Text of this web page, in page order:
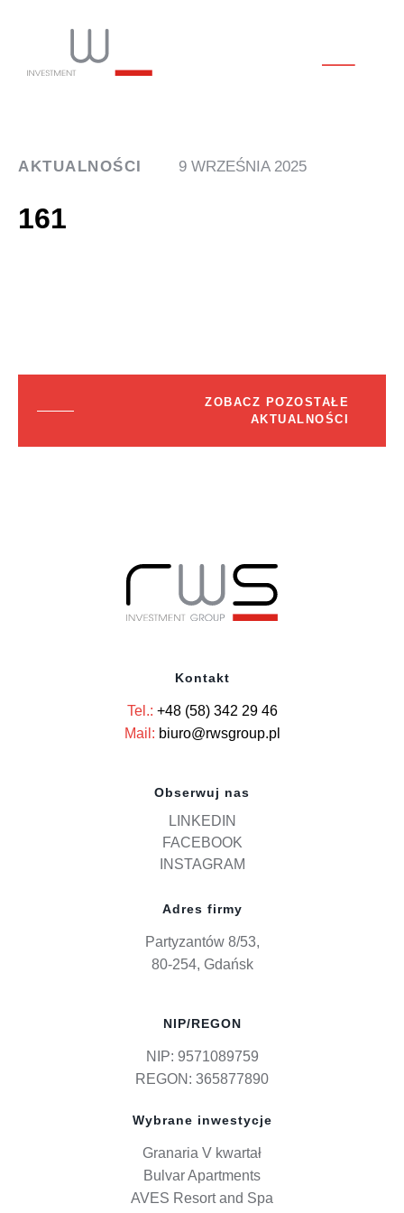
AKTUALNOŚCI 9 WRZEŚNIA 2025
161
ZOBACZ POZOSTAŁE
AKTUALNOŚCI
Kontakt
Tel.: +48 (58) 342 29 46
Mail: biuro@rwsgroup.pl
Obserwuj nas
LINKEDIN
FACEBOOK
INSTAGRAM
Adres firmy
Partyzantów 8/53,
80-254, Gdańsk
NIP/REGON
NIP: 9571089759
REGON: 365877890
Wybrane inwestycje
Granaria V kwartał
Bulvar Apartments
AVES Resort and Spa